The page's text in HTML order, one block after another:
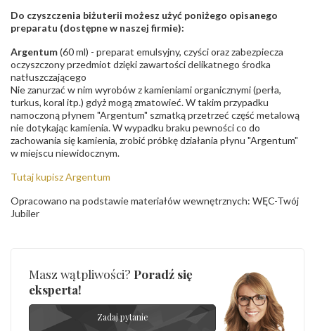
Do czyszczenia biżuterii możesz użyć poniżego opisanego
preparatu (dostępne w naszej firmie):
Argentum(60 ml) - preparat emulsyjny, czyści oraz zabezpiecza
oczyszczony przedmiot dzięki zawartości delikatnego środka
natłuszczającego
Nie zanurzać w nim wyrobów z kamieniami organicznymi (perła,
turkus, koral itp.) gdyż mogą zmatowieć. W takim przypadku
namoczoną płynem "Argentum" szmatką przetrzeć część metalową
nie dotykając kamienia. W wypadku braku pewności co do
zachowania się kamienia, zrobić próbkę działania płynu "Argentum"
w miejscu niewidocznym.
Tutaj kupisz Argentum
Opracowano na podstawie materiałów wewnętrznych: WĘC-Twój
Jubiler
Masz wątpliwości? Poradź się
eksperta!
Zadaj pytanie